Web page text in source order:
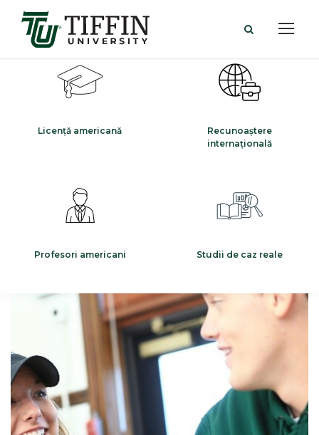
Licență americană
Recunoaștere
internațională
Profesori americani Studii de caz reale